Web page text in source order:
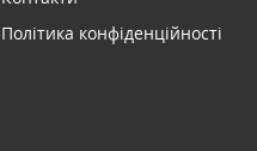
Політика конфіденційності